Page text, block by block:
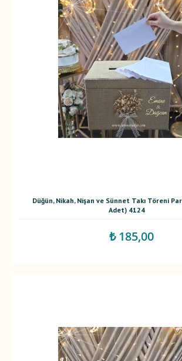
Düğün, Nikah, Nişan ve Sünnet Takı Töreni
Adet) 4124
₺ 185,00